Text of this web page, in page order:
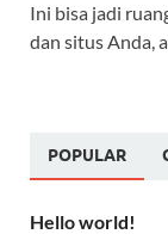
Ini bisa jadi
dan situs Anda,
POPULAR
Hello world!